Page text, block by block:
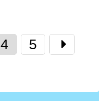
4 5